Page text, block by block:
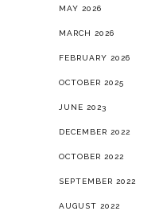
MAY 2026
MARCH 2026
FEBRUARY 2026
OCTOBER 2025
JUNE 2023
DECEMBER 2022
OCTOBER 2022
SEPTEMBER 2022
AUGUST 2022